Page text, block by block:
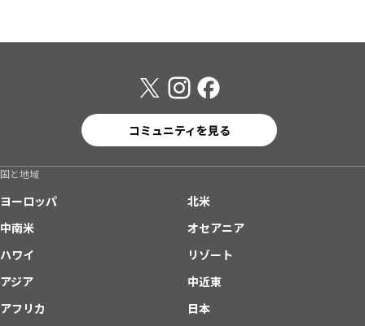
コミュニティを見る
国と地域
ヨーロッパ
北米
中南米
オセアニア
ハワイ
リゾート
アジア
中近東
アフリカ
日本